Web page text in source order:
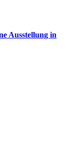
Ausstellung in